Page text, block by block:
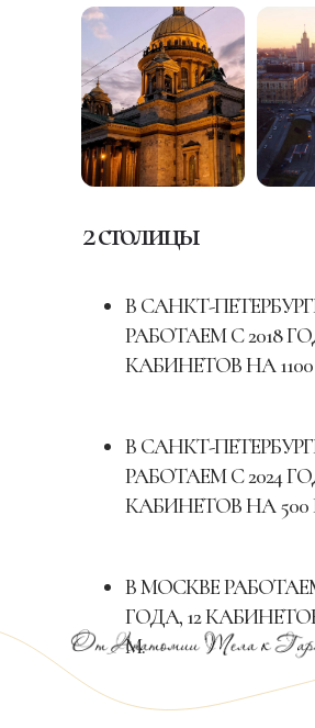
2 столицы
В САНКТ-
РАБОТАЕМ С 2018
КАБИНЕТОВ НА
В САНКТ-
РАБОТАЕМ С 2024
КАБИНЕТОВ НА 500
В МОСКВЕ
ГОДА, 12
М.